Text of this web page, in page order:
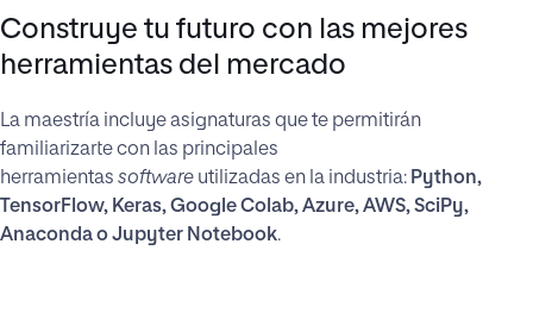
Construye tu futuro con las mejores
herramientas del mercado
La maestría incluye asignaturas que te permitirán
familiarizarte con las principales
herramientas software utilizadas en la industria: Python,
TensorFlow, Keras, Google Colab, Azure, AWS, SciPy,
Anaconda o Jupyter Notebook.